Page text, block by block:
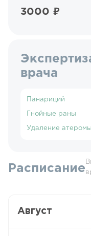
3000 ₽
врача
Панариций
Гнойные раны
Удаление атеромы
Расписание
Август